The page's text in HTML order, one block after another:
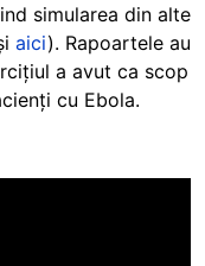
simularea din alte
aici). Rapoartele au
a avut ca scop
cu Ebola.